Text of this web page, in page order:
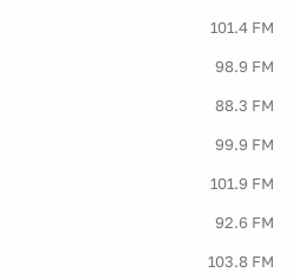
101.4 FM
98.9 FM
88.3 FM
99.9 FM
101.9 FM
92.6 FM
103.8 FM